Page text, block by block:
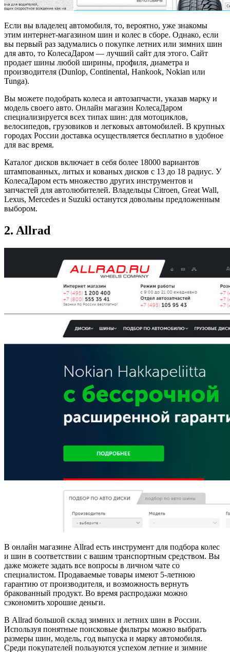
Если вы владелец автомобиля, то, вероятно, уже знакомы
этим интернет-магазином шин и колес в сборе. Однако, если
вы первый раз задумались о покупке летних или зимних шин
для авто, то КолесаДаром — лучший сайт для этого. Сайт
продает шины любой ширины, профиля, диаметра и
производителя (Dunlop, Continental, Hankook, Nokian или
Tunga).
Вы можете подобрать колеса и автозапчасти, указав марку и
модель своего авто. Онлайн магазин КолесаДаром
специализируется всех типах шин: для мотоциклов,
велосипедов, грузовиков и легковых автомобилей. В крупных
городах России доставка осуществляется бесплатно в удобное
для вас время.
Каталог дисков включает в себя более 18000 вариантов
штампованных, литых и кованых дисков с 13 до 18 радиус. У
КолесаДаром есть множество других инструментов и
запчастей для автолюбителей. Владельцы Citroen, Great Wall,
Lexus, Mercedes и Suzuki останутся довольны предложенным
выбором.
2. Allrad
В онлайн магазине Allrad есть инструмент для подбора колес
и шин в соответствии с вашим транспортным средством. Вы
даже можете задать все вопросы в личном чате со
специалистом. Продаваемые товары имеют 5-летнюю
гарантию от производителя, и возможность вернуть
бракованный продукт. Во время распродажи можно
сэкономить хорошие деньги.
В Allrad большой склад зимних и летних шин в России.
Используя понятные поисковые фильтры можно выбрать
размеры шин, модель, год выпуска и марку автомобиля.
Среди покупателей пользуются успехом летние и зимние